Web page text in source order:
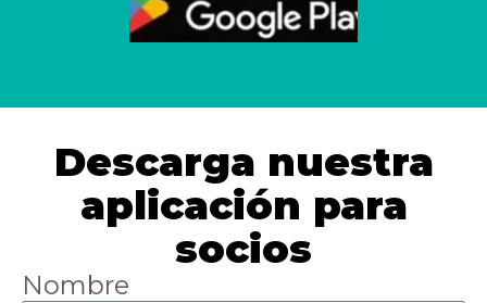
Descarga nuestra
aplicación para
socios
Nombre